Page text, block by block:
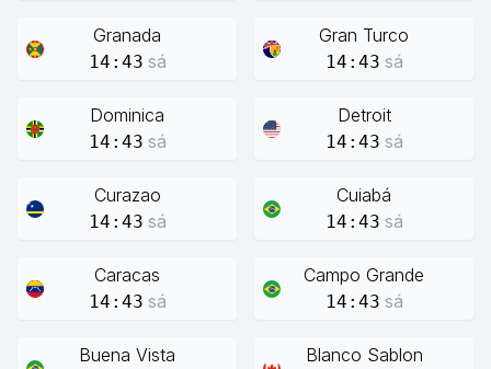
Granada
14:43 sá
Gran Turco
14:43 sá
Dominica
14:43 sá
Detroit
14:43 sá
Curazao
14:43 sá
Cuiabá
14:43 sá
Caracas
14:43 sá
Campo Grande
14:43 sá
Buena Vista Blanco Sablon